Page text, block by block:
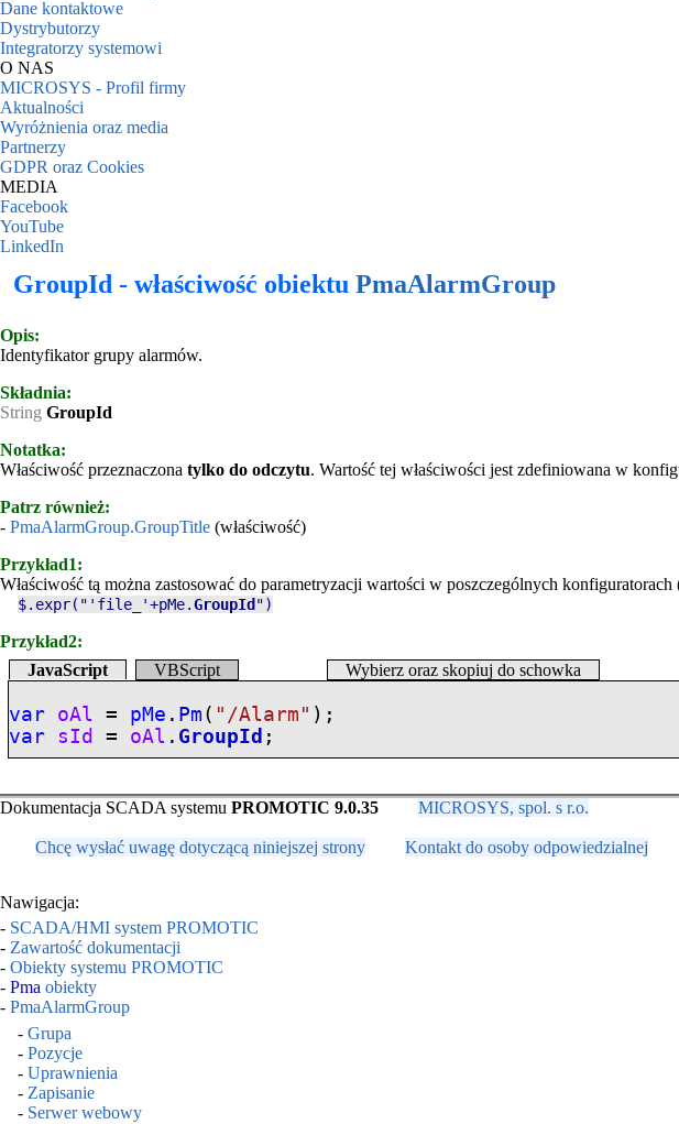
Dane kontaktowe
Dystrybutorzy
Integratorzy systemowi
O NAS
MICROSYS - Profil firmy
Aktualności
Wyróżnienia oraz media
Partnerzy
GDPR oraz Cookies
MEDIA
Facebook
YouTube
LinkedIn
GroupId - właściwość obiektu PmaAlarmGroup
Opis:
Identyfikator grupy alarmów.
Składnia:
String GroupId
Notatka:
Właściwość przeznaczona tylko do odczytu. Wartość tej właściwości jest zdefiniowana w
Patrz również:
- PmaAlarmGroup.GroupTitle (właściwość)
Przykład1:
Właściwość tą można zastosować do parametryzacji wartości w poszczególnych
$.expr("'file_'+pMe.GroupId ")
Przykład2:
JavaScript
VBScript Wybierz oraz skopiuj do schowka
var oAl = pMe . Pm ( "/Alarm" );
var sId = oAl . GroupId ;
Dokumentacja SCADA systemu PROMOTIC 9.0.35 MICROSYS, spol. s r.o.
Chcę wysłać uwagę dotyczącą niniejszej strony Kontakt do osoby odpowiedzialnej
Nawigacja:
- SCADA/HMI system PROMOTIC
- Zawartość dokumentacji
- Obiekty systemu PROMOTIC
- Pma obiekty
- PmaAlarmGroup
- Grupa
- Pozycje
- Uprawnienia
- Zapisanie
- Serwer webowy